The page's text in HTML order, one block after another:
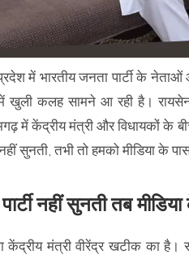
में भारतीय जनता पार्टी के
खुली कलह सामने आ रही है।
में केंद्रीय मंत्री और विधायकों के
नहीं सुनती, तभी तो हमको मीडिया के
नहीं सुनती तब
केंद्रीय मंत्री वीरेंद्र खटीक का है।